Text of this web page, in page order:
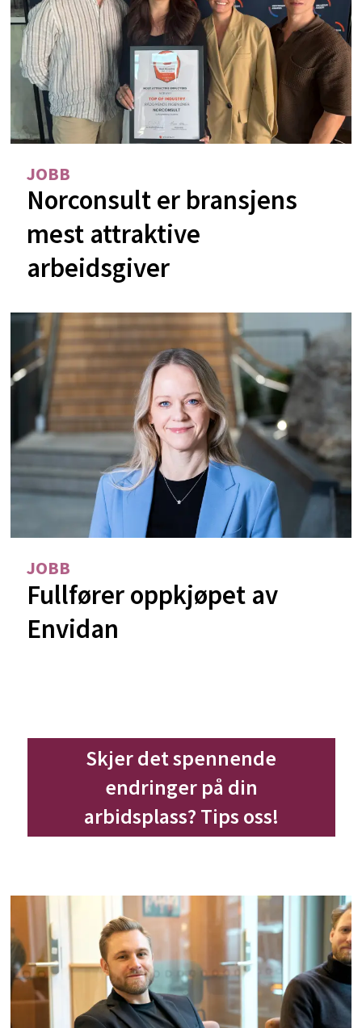
JOBB
Norconsult er bransjens
mest attraktive
arbeidsgiver
JOBB
Fullfører oppkjøpet av
Envidan
Skjer det spennende
endringer på din
arbidsplass? Tips oss!